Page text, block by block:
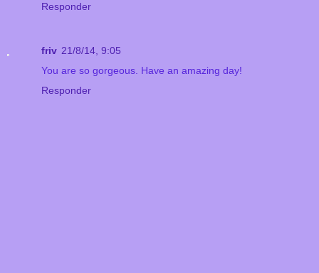
Responder
friv 21/8/14, 9:05
You are so gorgeous. Have an amazing day!
Responder